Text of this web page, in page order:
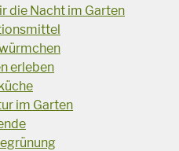
die Nacht im Garten
erleben
im Garten